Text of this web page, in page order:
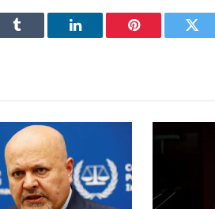
تويتر بينتيريستلينكدإن